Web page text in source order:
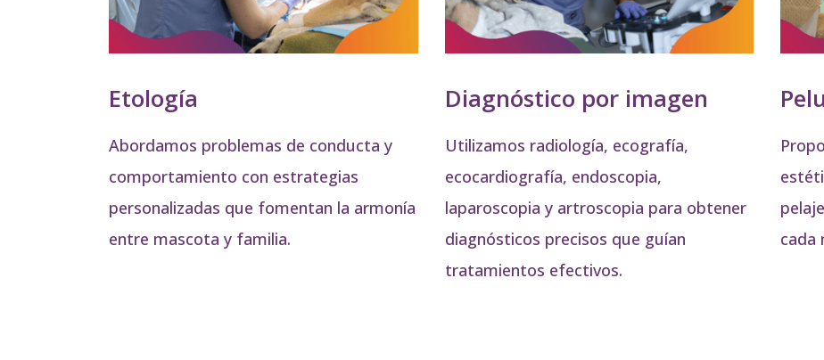
Etología
Abordamos problemas de conducta y
comportamiento con estrategias
personalizadas que fomentan la armonía
entre mascota y familia.
Diagnóstico por imagen
Utilizamos radiología, ecografía,
ecocardiografía, endoscopia,
laparoscopia y artroscopia para obtener
diagnósticos precisos que guían
tratamientos efectivos.
cada